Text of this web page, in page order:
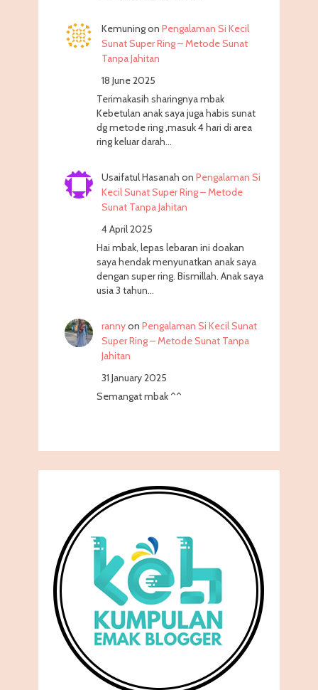
Kemuningon Pengalaman Si Kecil
Sunat Super Ring – Metode Sunat
Tanpa Jahitan
18 June 2025
Terimakasih sharingnya mbak
Kebetulan anak saya juga habis sunat
dg metode ring ,masuk 4 hari di area
ring keluar darah…
Usaifatul Hasanah on Pengalaman Si
Kecil Sunat Super Ring – Metode
Sunat Tanpa Jahitan
4 April 2025
Hai mbak, lepas lebaran ini doakan
saya hendak menyunatkan anak saya
dengan super ring. Bismillah. Anak saya
usia 3 tahun…
rannyon Pengalaman Si Kecil Sunat
Super Ring – Metode Sunat Tanpa
Jahitan
31 January 2025
Semangat mbak ^^